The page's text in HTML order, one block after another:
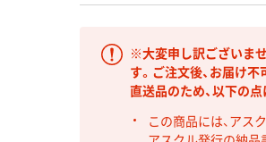
※大変申し訳ございま
す。ご注文後、お届け
直送品のため、以下の点
この商品には、アス